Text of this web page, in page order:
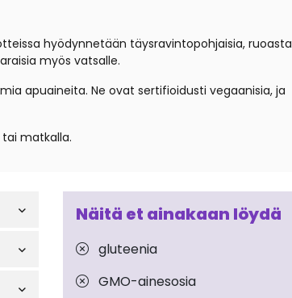
hyödynnetään täysravintopohjaisia, ruoasta
myös vatsalle.
apuaineita. Ne ovat sertifioidusti vegaanisia, ja
matkalla.
Näitä et ainakaan löydä
gluteenia
GMO-ainesosia